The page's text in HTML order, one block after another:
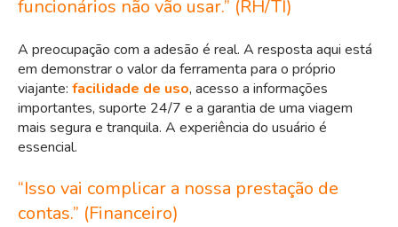
funcionários não vão usar.” (RH/TI)
A preocupação com a adesão é real. A resposta aqui está
em demonstrar o valor da ferramenta para o próprio
viajante: facilidade de uso, acesso a informações
importantes, suporte 24/7 e a garantia de uma viagem
mais segura e tranquila. A experiência do usuário é
essencial.
“Isso vai complicar a nossa prestação de
contas.” (Financeiro)